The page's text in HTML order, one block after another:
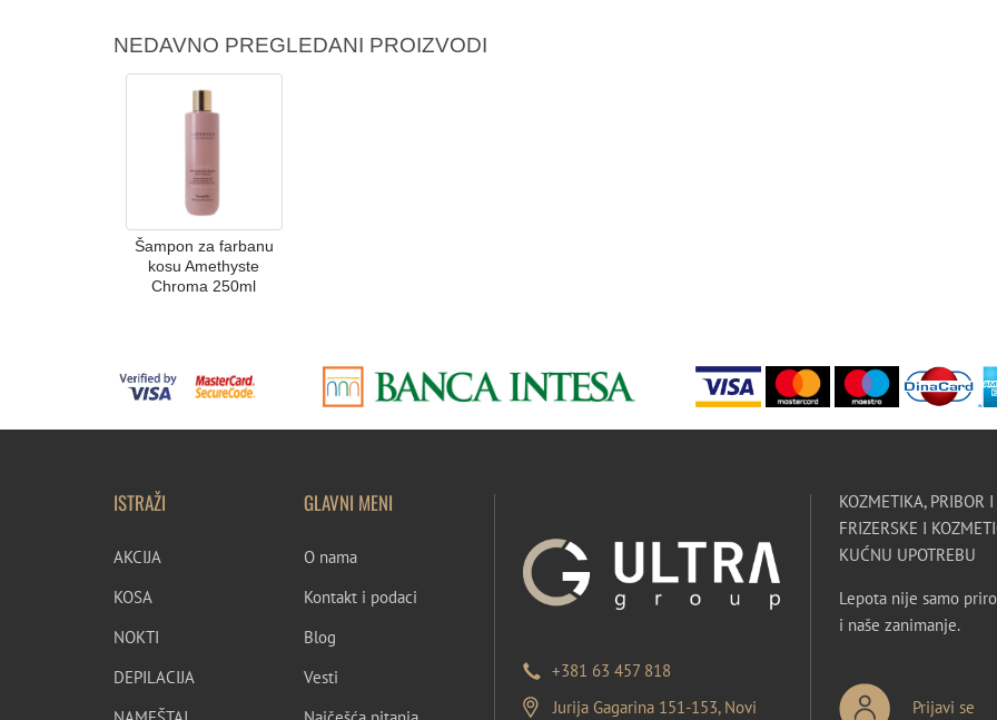
NEDAVNO PREGLEDANI PROIZVODI
Šampon za farbanu
kosu Amethyste
Chroma 250ml
ISTRAŽI
AKCIJA
KOSA
NOKTI
DEPILACIJA
GLAVNI MENI
O nama
Kontakt i podaci
Blog
Vesti
+381 63 457 818
Jurija Gagarina 151-153, Novi
KOZMETIKA, PRIBOR
FRIZERSKE I
KUĆNU UPOTREBU
Lepota nije samo
i naše zanimanje.
Prijavi se